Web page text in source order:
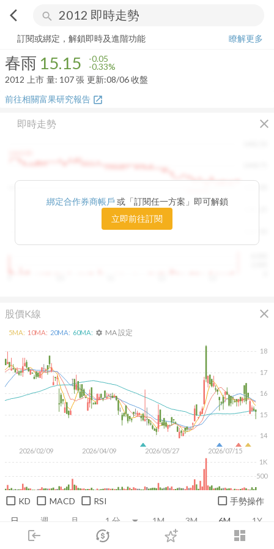
arrow_back_ios search
login dashboard
市場 登入
春雨 15.15-0.33%
訂閱或綁定，解鎖即時及進階功能
瞭解更多
春雨 15.15 -0.05
-0.33%
2012
上市 量: 107張 更新:08/06 收盤
前往相關富果研究報告 open_in_new
即時走勢 close
綁定合作券商帳戶 或「訂閱任一方案」即可解鎖
立即前往訂閱
股價K線 close
日 週 月 1M 3M 6M 1Y
2026/02/09 2026/04/09 2026/05/27 2026/07/15
14
15
16
17
18
500
1K
5MA: 10MA: 20MA: 60MA: settings MA 設定
KD MACD RSI 手勢操作